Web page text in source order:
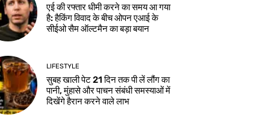
एई की रफ्तार धीमी करने का समय आ गया
है: हैकिंग विवाद के बीच ओपन एआई के
सीईओ सैम ऑल्टमैन का बड़ा बयान
LIFESTYLE
सुबह खाली पेट 21 दिन तक पी लें लौंग का
पानी, मुंहासे और पाचन संबंधी समस्याओं में
दिखेंगे हैरान करने वाले लाभ